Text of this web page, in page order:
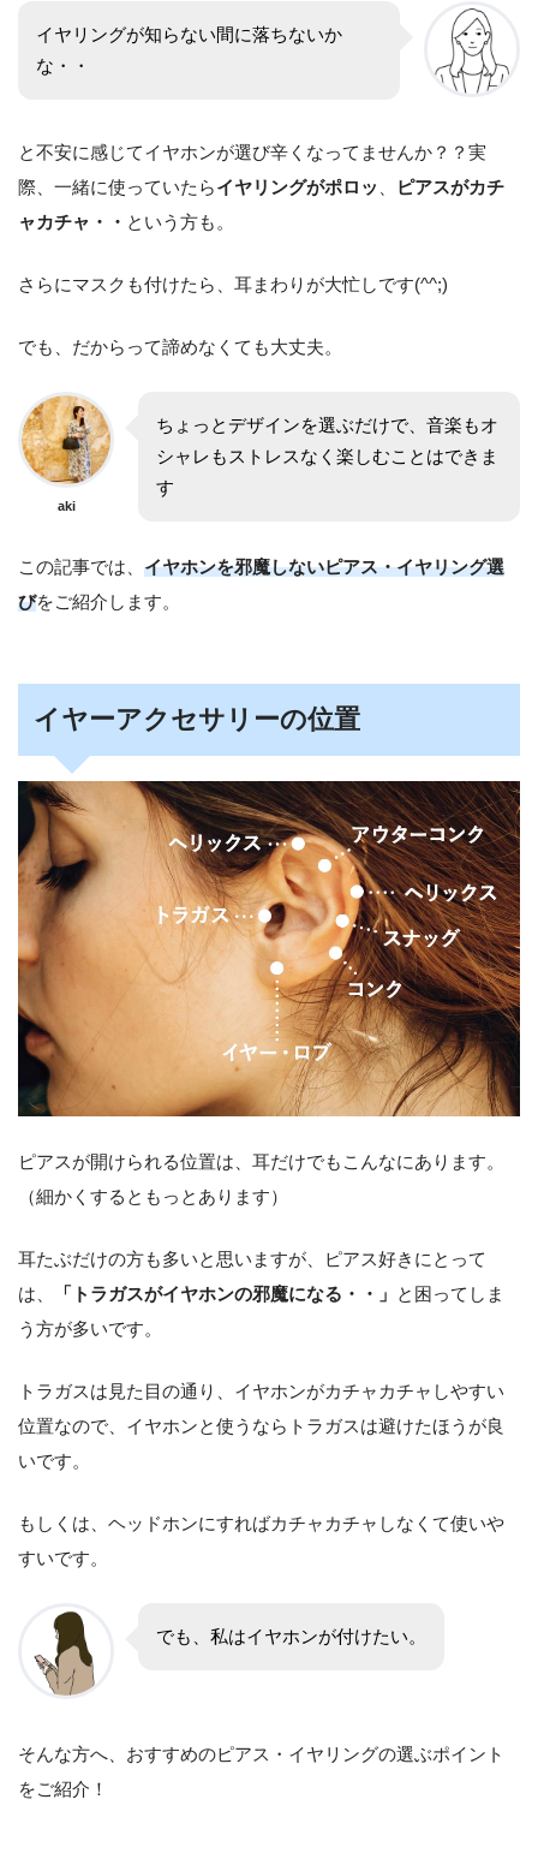
イヤリングが知らない間に落ちないか
な・・
と不安に感じてイヤホンが選び辛くなってませんか？？実
際、一緒に使っていたらイヤリングがポロッ
ピアスがカチ
ャカチャ・・ という方も。
さらにマスクも付けたら、耳まわりが大忙しです(^^;)
でも、だからって諦めなくても大丈夫。
aki
ちょっとデザインを選ぶだけで、音楽もオ
シャレもストレスなく楽しむことはできま
す
この記事では、 イヤホンを邪魔しないピアス・イヤリング選
びをご紹介します。
イヤーアクセサリーの位置
ピアスが開けられる位置は、耳だけでもこんなにあります。
（細かくするともっとあります）
耳たぶだけの方も多いと思いますが、ピアス好きにとって
は、
「トラガスがイヤホンの邪魔になる・・」 と困ってしま
う方が多いです。
トラガスは見た目の通り、イヤホンがカチャカチャしやすい
位置なので、イヤホンと使うならトラガスは避けたほうが良
いです。
もしくは、ヘッドホンにすればカチャカチャしなくて使いや
すいです。
でも、私はイヤホンが付けたい。
そんな方へ、おすすめのピアス・イヤリングの選ぶポイント
をご紹介！